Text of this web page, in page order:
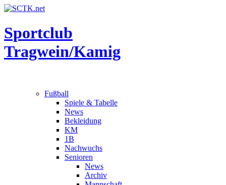
Sportclub
Tragwein/Kamig
Fußball
Spiele & Tabelle
News
Bekleidung
KM
1B
Nachwuchs
Senioren
News
Archiv